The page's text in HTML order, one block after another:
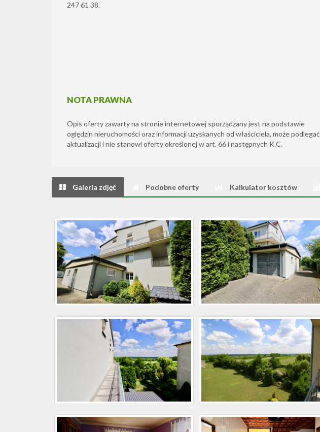
247 61 38.
NOTA PRAWNA
Opis oferty zawarty na stronie internetowej sporządzany jest na podstawie
oględzin nieruchomości oraz informacji uzyskanych od właściciela, może podlegać
aktualizacji i nie stanowi oferty określonej w art. 66 i następnych K.C.
Galeria zdjęć Podobne oferty Kalkulator kosztów